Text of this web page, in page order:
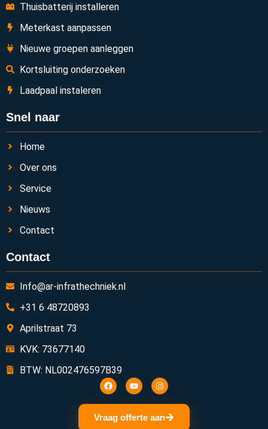
Thuisbatterij installeren
Meterkast aanpassen
Nieuwe groepen aanleggen
Kortsluiting onderzoeken
Laadpaal instaleren
Snel naar
Home
Over ons
Service
Nieuws
Contact
Contact
Info@ar-infrathechniek.nl
+31 6 48720893
Aprilstraat 73
KVK: 73677140
BTW: NL002476597B39
Vraag offerte aan